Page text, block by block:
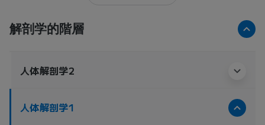
解剖学的階層
人体解剖学2
人体解剖学1